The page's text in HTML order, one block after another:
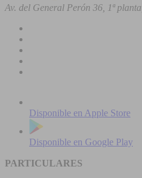
Av. del General Perón 36, 1ª
Disponible en Apple Store
Disponible en Google Play
PARTICULARES